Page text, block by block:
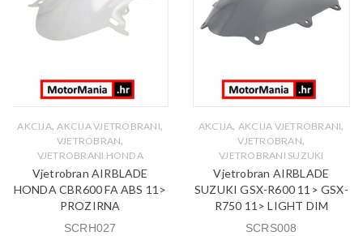
AKCIJA, AKCIJA VJETROBRANI,
VJETROBRAN,
VJETROBRANI HONDA
Vjetrobran AIRBLADE
HONDA CBR600 FA ABS 11>
PROZIRNA
SCRH027
AKCIJA, AKCIJA VJETROBRANI,
VJETROBRAN,
VJETROBRANI SUZUKI
Vjetrobran AIRBLADE
SUZUKI GSX-R600 11> GSX-
R750 11> LIGHT DIM
SCRS008